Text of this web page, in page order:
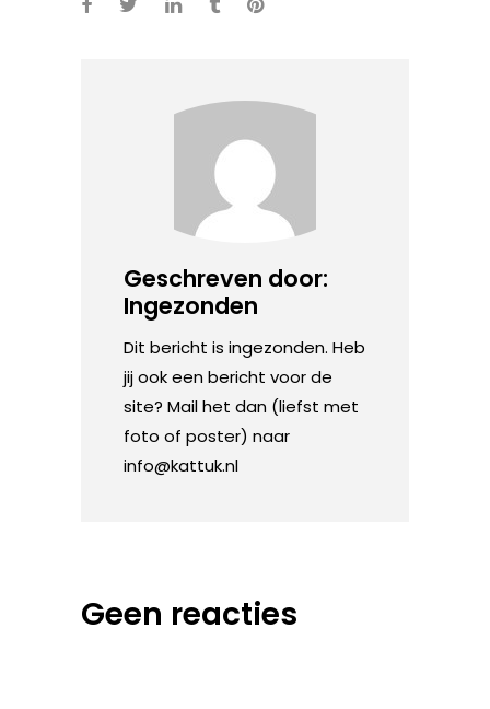
Geschreven door:
Ingezonden
Dit bericht is ingezonden. Heb
jij ook een bericht voor de
site? Mail het dan (liefst met
foto of poster) naar
info@kattuk.nl
Geen reacties